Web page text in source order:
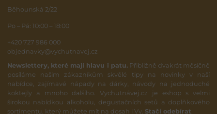
Běhounská 2/22
Po – Pá: 10:00 – 18:00
+420 727 986 000
objednavky@vychutnavej.cz
Newslettery, které mají hlavu i patu.Přibližně dvakrát měsíčně
posíláme našim zákazníkům skvělé tipy na novinky v naší
nabídce, zajímavé nápady na dárky, návody na jednoduché
koktejly a mnoho dalšího. Vychutnávej.cz je eshop s velmi
širokou nabídkou alkoholu, degustačních setů a doplňkového
sortimentu, který můžete mít na dosah i Vy. Stačí odebírat.